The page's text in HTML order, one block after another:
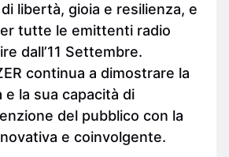
libertà, gioia e resilienza, e
tutte le emittenti radio
dall’11 Settembre.
continua a dimostrare la
e la sua capacità di
del pubblico con la
e coinvolgente.